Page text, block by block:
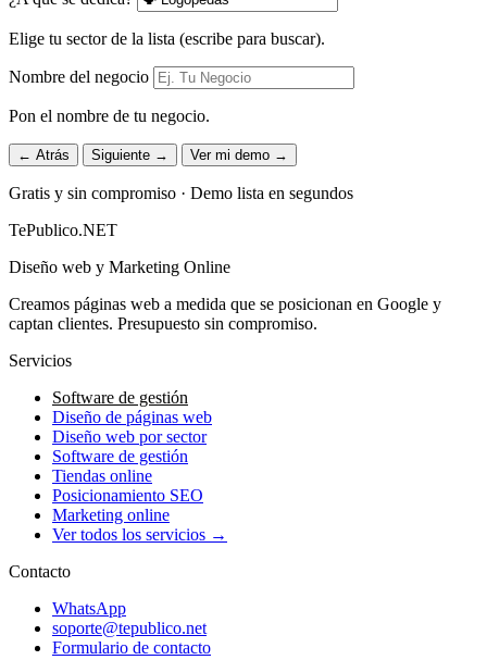
Elige tu sector de la lista (escribe para buscar).
Nombre del negocio
Pon el nombre de tu negocio.
← Atrás Siguiente → Ver mi demo →
Gratis y sin compromiso · Demo lista en segundos
TePublico.NET
Diseño web y Marketing Online
Creamos páginas web a medida que se posicionan en Google y
captan clientes. Presupuesto sin compromiso.
Servicios
Software de gestión
Diseño de páginas web
Diseño web por sector
Software de gestión
Tiendas online
Posicionamiento SEO
Marketing online
Ver todos los servicios →
Contacto
WhatsApp
soporte@tepublico.net
Formulario de contacto